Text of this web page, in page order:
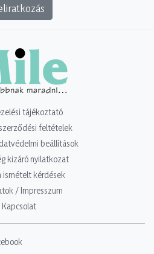
tájékoztató
feltételek
beállítások
kizáró nyilatkozat
ismételt kérdések
/ Impresszum
Kapcsolat